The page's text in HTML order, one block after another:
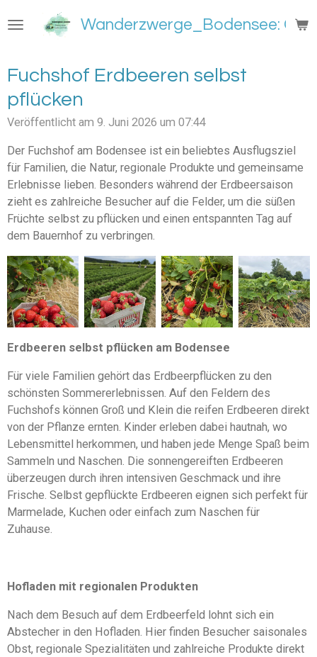
Hauptinhalt
Wanderzwerge_Bodensee:
Fuchshof Erdbeeren selbst
pflücken
Veröffentlicht am 9. Juni 2026 um 07:44
Der Fuchshof am Bodensee ist ein beliebtes Ausflugsziel
für Familien, die Natur, regionale Produkte und gemeinsame
Erlebnisse lieben. Besonders während der Erdbeersaison
zieht es zahlreiche Besucher auf die Felder, um die süßen
Früchte selbst zu pflücken und einen entspannten Tag auf
dem Bauernhof zu verbringen.
Erdbeeren selbst pflücken am Bodensee
Für viele Familien gehört das Erdbeerpflücken zu den
schönsten Sommererlebnissen. Auf den Feldern des
Fuchshofs können Groß und Klein die reifen Erdbeeren direkt
von der Pflanze ernten. Kinder erleben dabei hautnah, wo
Lebensmittel herkommen, und haben jede Menge Spaß beim
Sammeln und Naschen. Die sonnengereiften Erdbeeren
überzeugen durch ihren intensiven Geschmack und ihre
Frische. Selbst gepflückte Erdbeeren eignen sich perfekt für
Marmelade, Kuchen oder einfach zum Naschen für
Zuhause.
Hofladen mit regionalen Produkten
Nach dem Besuch auf dem Erdbeerfeld lohnt sich ein
Abstecher in den Hofladen. Hier finden Besucher saisonales
Obst, regionale Spezialitäten und zahlreiche Produkte direkt